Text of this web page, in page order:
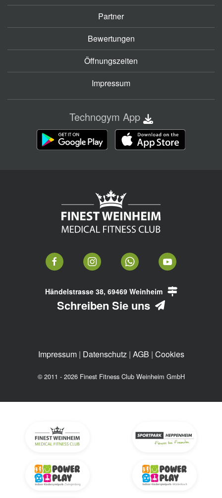
Partner
Bewertungen
Öffnungszeiten
Impressum
Technogym App
Händelstrasse 38, 69469 Weinheim
Schreiben Sie uns
Impressum| Datenschutz| AGB | Cookies
© 2011 - 2026 Finest Fitness Club Weinheim GmbH